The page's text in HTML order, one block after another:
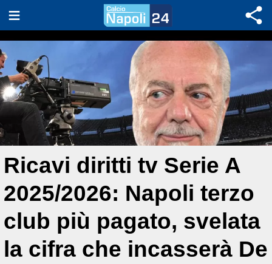
Ricavi diritti tv Serie A
2025/2026: Napoli terzo
club più pagato, svelata
la cifra che incasserà De